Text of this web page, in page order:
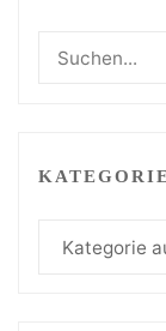
Suchen